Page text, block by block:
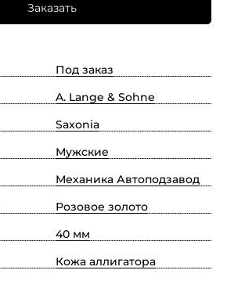
Заказать
Под заказ
A. Lange & Sohne
Saxonia
Мужские
Механика Автоподзавод
Розовое золото
40 мм
Кожа аллигатора